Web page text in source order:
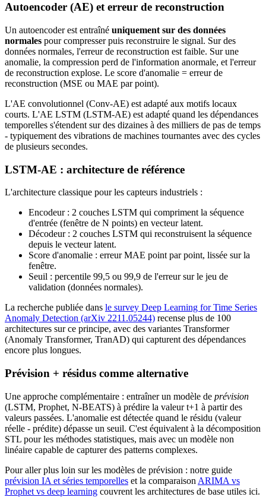
Autoencoder (AE) et erreur de reconstruction
Un autoencoder est entraîné uniquement sur des données
normales pour compresser puis reconstruire le signal. Sur des
données normales, l'erreur de reconstruction est faible. Sur une
anomalie, la compression perd de l'information anormale, et l'erreur
de reconstruction explose. Le score d'anomalie = erreur de
reconstruction (MSE ou MAE par point).
L'AE convolutionnel (Conv-AE) est adapté aux motifs locaux
courts. L'AE LSTM (LSTM-AE) est adapté quand les dépendances
temporelles s'étendent sur des dizaines à des milliers de pas de temps
- typiquement des vibrations de machines tournantes avec des cycles
de plusieurs secondes.
LSTM-AE : architecture de référence
L'architecture classique pour les capteurs industriels :
Encodeur : 2 couches LSTM qui compriment la séquence
d'entrée (fenêtre de N points) en vecteur latent.
Décodeur : 2 couches LSTM qui reconstruisent la séquence
depuis le vecteur latent.
Score d'anomalie : erreur MAE point par point, lissée sur la
fenêtre.
Seuil : percentile 99,5 ou 99,9 de l'erreur sur le jeu de
validation (données normales).
La recherche publiée dans le survey Deep Learning for Time Series
Anomaly Detection (arXiv 2211.05244) recense plus de 100
architectures sur ce principe, avec des variantes Transformer
(Anomaly Transformer, TranAD) qui capturent des dépendances
encore plus longues.
Prévision + résidus comme alternative
Une approche complémentaire : entraîner un modèle de prévision
(LSTM, Prophet, N-BEATS) à prédire la valeur t+1 à partir des
valeurs passées. L'anomalie est détectée quand le résidu (valeur
réelle - prédite) dépasse un seuil. C'est équivalent à la décomposition
STL pour les méthodes statistiques, mais avec un modèle non
linéaire capable de capturer des patterns complexes.
Pour aller plus loin sur les modèles de prévision : notre guide
prévision IA et séries temporelles et la comparaison ARIMA vs
Prophet vs deep learning couvrent les architectures de base utiles ici.